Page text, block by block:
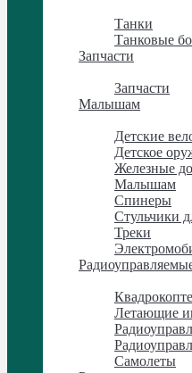
Танки
Танковые
Запчасти
Запчасти
Малышам
Детские
Детское
Железные
Малышам
Спинеры
Стульчики
Треки
Летающие
Самолеты